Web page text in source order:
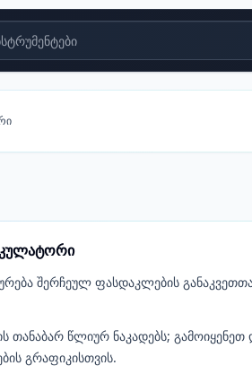
შერჩეულ ფასდაკლების
თანაბარ წლიურ ნაკადებს;
გრაფიკისთვის.